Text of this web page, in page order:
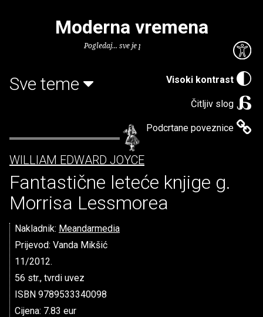
Visoki kontrast
Čitljiv slog
Podcrtane poveznice
Moderna vremena
Pogledaj... sve je puno knjiga.
Sve teme
WILLIAM EDWARD JOYCE
Fantastične leteće knjige g.
Morrisa Lessmorea
Nakladnik: Meandarmedia
Prijevod: Vanda Mikšić
11/2012.
56 str., tvrdi uvez
ISBN 9789533340098
Cijena: 7.83 eur